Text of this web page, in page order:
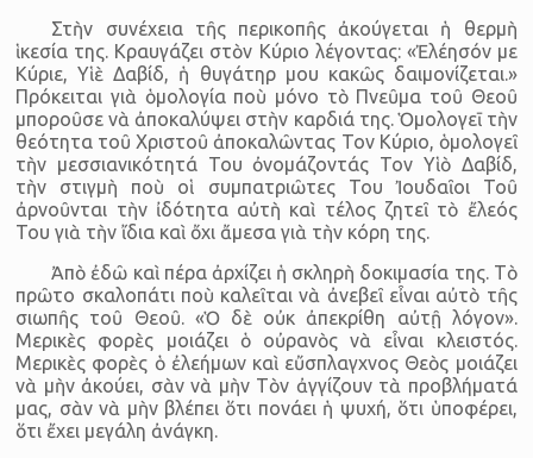
Στὴν συνέχεια τῆς περικοπῆς ἀκούγεται ἡ θερμὴ
ἱκεσία της. Κραυγάζει στὸν Κύριο λέγοντας: «Ἐλέησόν με
Κύριε, Υἱὲ Δαβίδ, ἡ θυγάτηρ μου κακῶς δαιμονίζεται.»
Πρόκειται γιὰ ὁμολογία ποὺ μόνο τὸ Πνεῦμα τοῦ Θεοῦ
μποροῦσε νὰ ἀποκαλύψει στὴν καρδιά της. Ὁμολογεῑ τὴν
θεότητα τοῦ Χριστοῦ ἀποκαλῶντας Τον Κύριο, ὁμολογεῖ
τὴν μεσσιανικότητά Του ὀνομάζοντάς Τον Υἱὸ Δαβίδ,
τὴν στιγμὴ ποὺ οἱ συμπατριῶτες Του Ἰουδαῖοι Τοῦ
ἀρνοῦνται τὴν ἰδότητα αὐτὴ καὶ τέλος ζητεῖ τὸ ἔλεός
Του γιὰ τὴν ἴδια καὶ ὄχι ἄμεσα γιὰ τὴν κόρη της.
Ἀπὸ ἐδῶ καὶ πέρα ἀρχίζει ἡ σκληρὴ δοκιμασία της. Τὸ
πρῶτο σκαλοπάτι ποὺ καλεῖται νὰ ἀνεβεῖ εἶναι αὐτὸ τῆς
σιωπῆς τοῦ Θεοῦ. «Ὁ δὲ οὐκ ἀπεκρίθη αὐτῇ λόγον».
Μερικὲς φορὲς μοιάζει ὁ οὐρανὸς νὰ εἶναι κλειστός.
Μερικὲς φορὲς ὁ ἐλεήμων καὶ εὔσπλαγχνος Θεὸς μοιάζει
νὰ μὴν ἀκούει, σὰν νὰ μὴν Τὸν ἀγγίζουν τὰ προβλήματά
μας, σὰν νὰ μὴν βλέπει ὅτι πονάει ἡ ψυχή, ὅτι ὑποφέρει,
ὅτι ἔχει μεγάλη ἀνάγκη.